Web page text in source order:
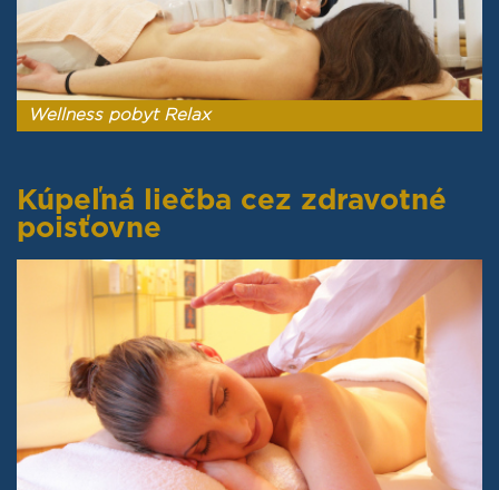
Wellness pobyt Relax
Kúpeľná liečba cez zdravotné
poisťovne